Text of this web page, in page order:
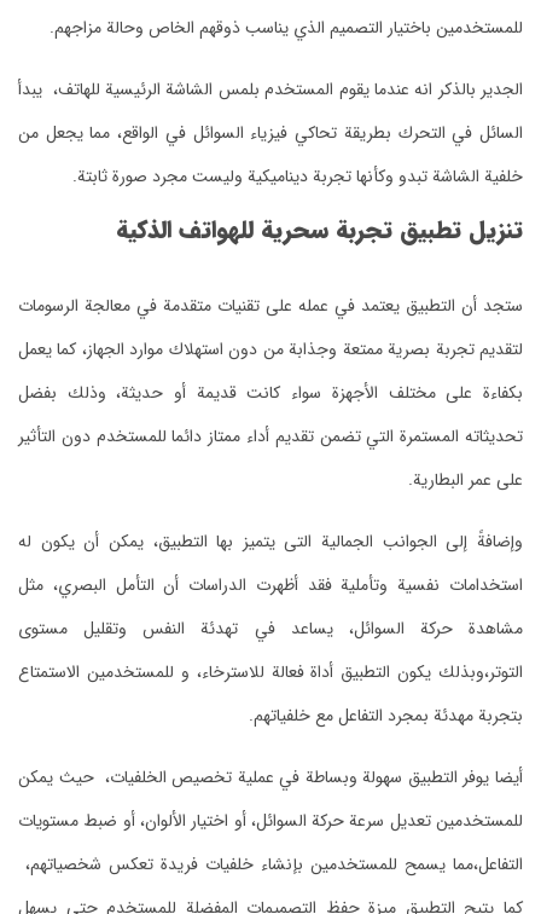
للمستخدمين باختيار التصميم الذي يناسب ذوقهم الخاص وحالة مزاجهم.
الجدير بالذكر انه عندما يقوم المستخدم بلمس الشاشة الرئيسية للهاتف، يبدأ
السائل في التحرك بطريقة تحاكي فيزياء السوائل في الواقع، مما يجعل من
خلفية الشاشة تبدو وكأنها تجربة ديناميكية وليست مجرد صورة ثابتة.
تنزيل تطبيق تجربة سحرية للهواتف الذكية
ستجد أن التطبيق يعتمد في عمله على تقنيات متقدمة في معالجة الرسومات
لتقديم تجربة بصرية ممتعة وجذابة من دون استهلاك موارد الجهاز، كما يعمل
بكفاءة على مختلف الأجهزة سواء كانت قديمة أو حديثة، وذلك بفضل
تحديثاته المستمرة التي تضمن تقديم أداء ممتاز دائما للمستخدم دون التأثير
على عمر البطارية.
وإضافةً إلى الجوانب الجمالية التى يتميز بها التطبيق، يمكن أن يكون له
استخدامات نفسية وتأملية فقد أظهرت الدراسات أن التأمل البصري، مثل
مشاهدة حركة السوائل، يساعد في تهدئة النفس وتقليل مستوى
التوتر،وبذلك يكون التطبيق أداة فعالة للاسترخاء، و للمستخدمين الاستمتاع
بتجربة مهدئة بمجرد التفاعل مع خلفياتهم.
أيضا يوفر التطبيق سهولة وبساطة في عملية تخصيص الخلفيات، حيث يمكن
للمستخدمين تعديل سرعة حركة السوائل، أو اختيار الألوان، أو ضبط مستويات
التفاعل،مما يسمح للمستخدمين بإنشاء خلفيات فريدة تعكس شخصياتهم،
كما يتيح التطبيق ميزة حفظ التصميمات المفضلة للمستخدم حتى يسهل